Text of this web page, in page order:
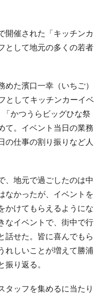
催された「キッチンカ
として地元の多くの若者
た濱口一幸（いちご）
としてキッチンカーイベ
かつうらビッグひな祭
て。イベント当日の業務
の仕事の割り振りなど人
地元で過ごしたのは中
なかったが、イベントを
かけてもらえるようにな
なイベントで、街中で行
話せた。皆に喜んでもら
れしいことが増えて勝浦
り返る。
ッフを集めるに当たり